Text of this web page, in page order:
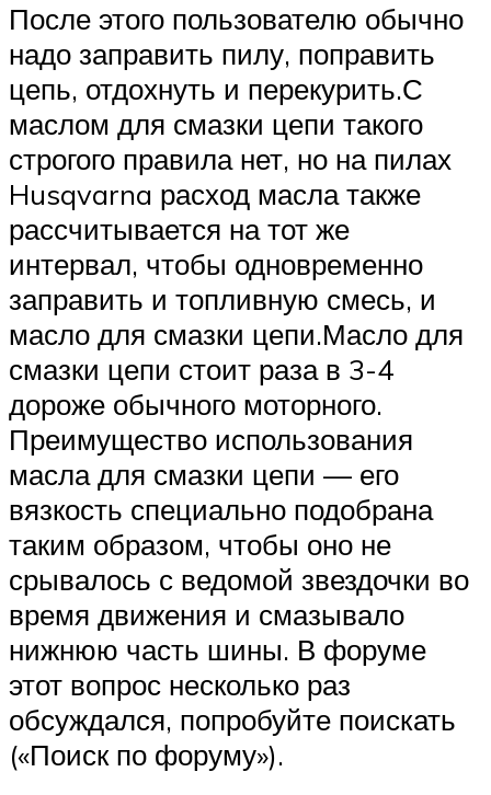
После этого пользователю обычно
надо заправить пилу, поправить
цепь, отдохнуть и перекурить.С
маслом для смазки цепи такого
строгого правила нет, но на пилах
Husqvarna расход масла также
рассчитывается на тот же
интервал, чтобы одновременно
заправить и топливную смесь, и
масло для смазки цепи.Масло для
смазки цепи стоит раза в 3-4
дороже обычного моторного.
Преимущество использования
масла для смазки цепи — его
вязкость специально подобрана
таким образом, чтобы оно не
срывалось с ведомой звездочки во
время движения и смазывало
нижнюю часть шины. В форуме
этот вопрос несколько раз
обсуждался, попробуйте поискать
(«Поиск по форуму»).